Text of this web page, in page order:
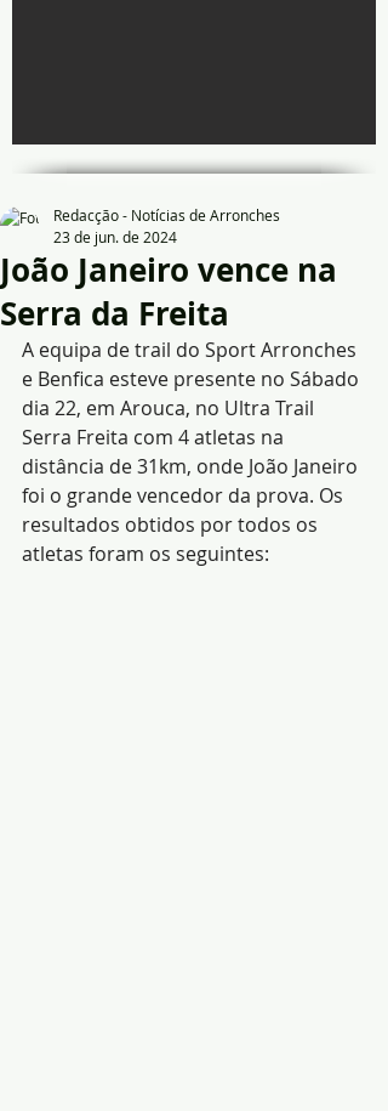
João Janeiro vence na
Serra da Freita
Redacção - Notícias de Arronches
23 de jun. de 2024
A equipa de trail do Sport Arronches
e Benfica esteve presente no Sábado
dia 22, em Arouca, no Ultra Trail
Serra Freita com 4 atletas na
distância de 31km, onde João Janeiro
foi o grande vencedor da prova. Os
resultados obtidos por todos os
atletas foram os seguintes: